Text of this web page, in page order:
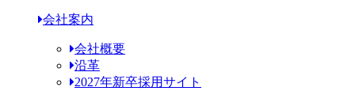
会社案内
会社概要
沿革
2027年新卒採用サイト